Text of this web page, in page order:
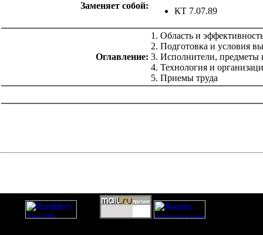
Заменяет собой:
КТ 7.07.89
Оглавление:
1. Область и
2. Подготовка и условия
3. Исполнители, предметы
4. Технология и
5. Приемы труда